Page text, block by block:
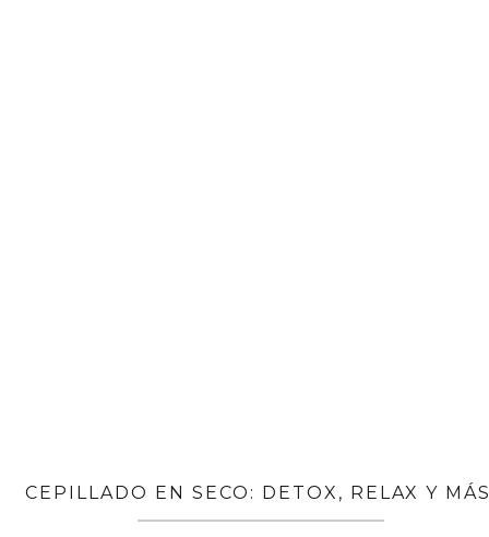
CEPILLADO EN SECO: DETOX, RELAX Y